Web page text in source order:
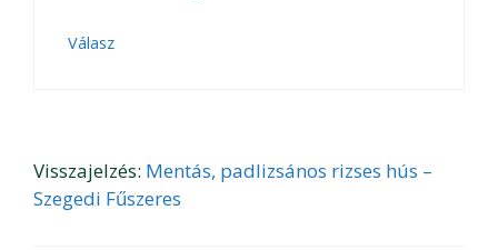
Válasz
Visszajelzés: Mentás, padlizsános rizses hús –
Szegedi Fűszeres